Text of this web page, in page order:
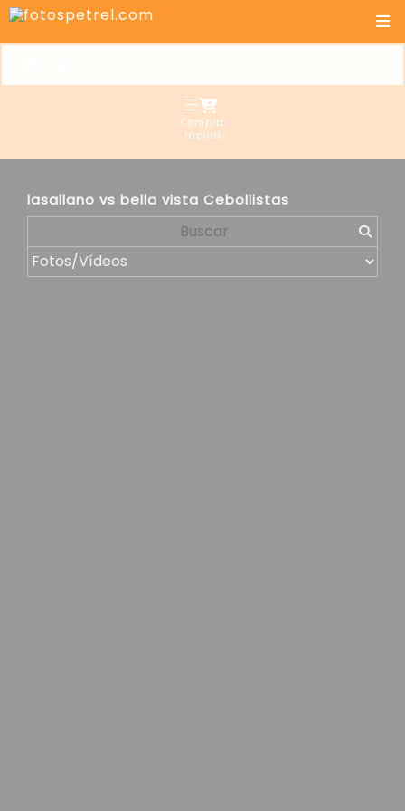
Compra
rápida
lasallano vs bella vista Cebollistas